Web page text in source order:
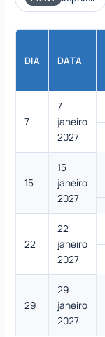
DIA DATA
7
7
janeiro
2027
15
15
janeiro
2027
22
22
janeiro
2027
29
29
janeiro
2027